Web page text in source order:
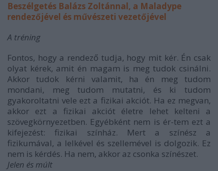
Beszélgetés Balázs Zoltánnal, a Maladype
rendezőjével és művészeti vezetőjével
A tréning
Fontos, hogy a rendező tudja, hogy mit kér. Én csak
olyat kérek, amit én magam is meg tudok csinálni.
Akkor tudok kérni valamit, ha én meg tudom
mondani, meg tudom mutatni, és ki tudom
gyakoroltatni vele ezt a fizikai akciót. Ha ez megvan,
akkor ezt a fizikai akciót életre lehet kelteni a
szövegkörnyezetben. Egyébként nem is ér-tem ezt a
kifejezést: fizikai színház. Mert a színész a
fizikumával, a lelkével és szellemével is dolgozik. Ez
nem is kérdés. Ha nem, akkor az csonka színészet.
Jelen és múlt